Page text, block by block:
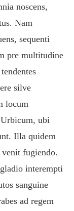
noscens,
Nam
sequenti
pre multitudine
silve
locum
ubi
Illa quidem
fugiendo.
interempti
sanguine
ad regem